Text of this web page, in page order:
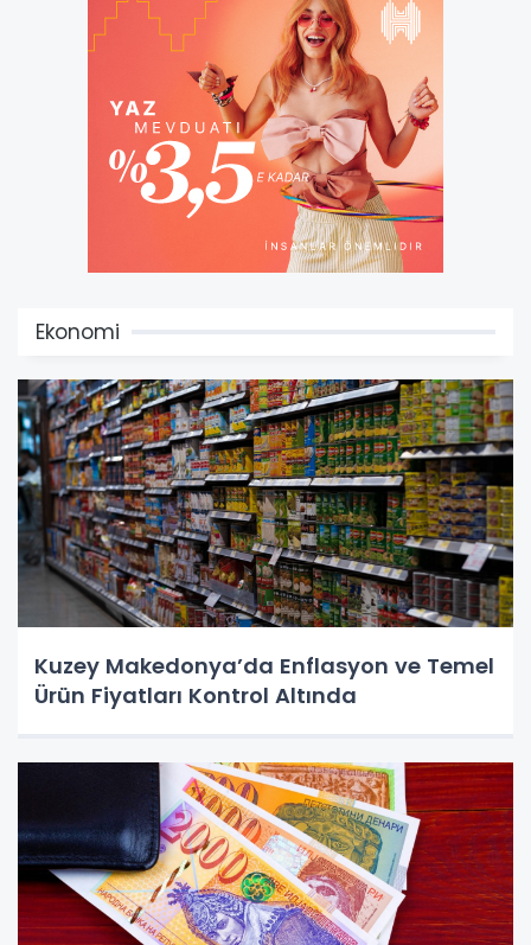
Ekonomi
Kuzey Makedonya’da Enflasyon ve Temel
Ürün Fiyatları Kontrol Altında